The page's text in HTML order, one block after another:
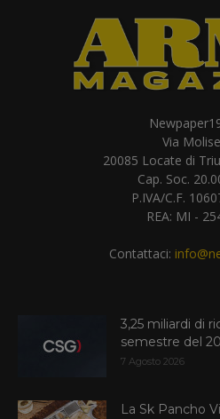
Via
20085 Locate di
Cap. Soc.
P.IVA/C.F.
REA: MI -
Contattaci:
3,25 miliardi di
semestre del
7 Agosto 2026
La Sk Pancho